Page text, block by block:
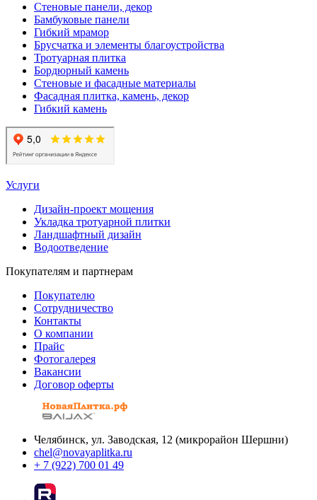
Стеновые панели, декор
Бамбуковые панели
Гибкий мрамор
Брусчатка и элементы благоустройства
Тротуарная плитка
Бордюрный камень
Стеновые и фасадные материалы
Фасадная плитка, камень, декор
Гибкий камень
Услуги
Дизайн-проект мощения
Укладка тротуарной плитки
Ландшафтный дизайн
Водоотведение
Покупателям и партнерам
Покупателю
Сотрудничество
Контакты
О компании
Прайс
Фотогалерея
Вакансии
Договор оферты
Челябинск, ул. Заводская, 12 (микрорайон Шершни)
chel@novayaplitka.ru
+ 7 (922) 700 01 49